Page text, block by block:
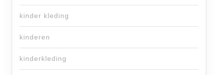
kinder kleding
kinderen
kinderkleding